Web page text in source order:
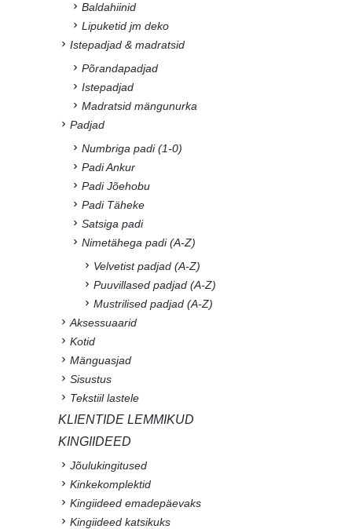
Baldahiinid
Lipuketid jm deko
Istepadjad & madratsid
Põrandapadjad
Istepadjad
Madratsid mängunurka
Padjad
Numbriga padi (1-0)
Padi Ankur
Padi Jõehobu
Padi Täheke
Satsiga padi
Nimetähega padi (A-Z)
Velvetist padjad (A-Z)
Puuvillased padjad (A-Z)
Mustrilised padjad (A-Z)
Aksessuaarid
Kotid
Mänguasjad
Sisustus
Tekstiil lastele
KLIENTIDE LEMMIKUD
KINGIIDEED
Jõulukingitused
Kinkekomplektid
Kingiideed emadepäevaks
Kingiideed katsikuks